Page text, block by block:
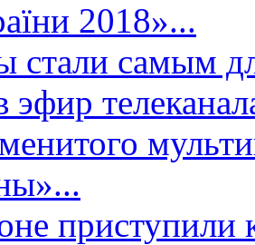
2018»...
стали самым
эфир
приступили